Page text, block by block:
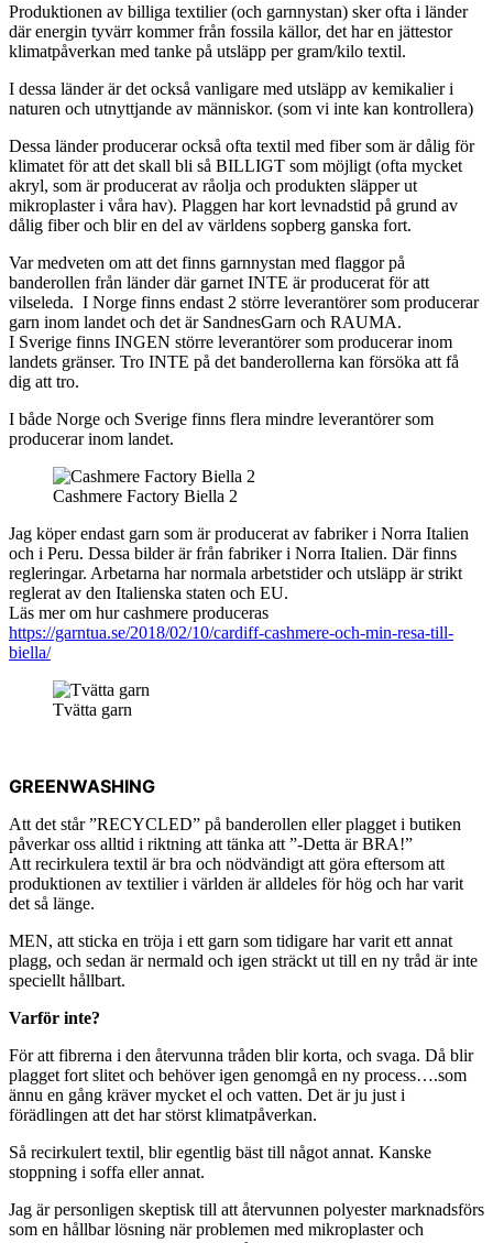
Produktionen av billiga textilier (och garnnystan) sker ofta i länder
där energin tyvärr kommer från fossila källor, det har en jättestor
klimatpåverkan med tanke på utsläpp per gram/kilo textil.
I dessa länder är det också vanligare med utsläpp av kemikalier i
naturen och utnyttjande av människor. (som vi inte kan kontrollera)
Dessa länder producerar också ofta textil med fiber som är dålig för
klimatet för att det skall bli så BILLIGT som möjligt (ofta mycket
akryl, som är producerat av råolja och produkten släpper ut
mikroplaster i våra hav). Plaggen har kort levnadstid på grund av
dålig fiber och blir en del av världens sopberg ganska fort.
Var medveten om att det finns garnnystan med flaggor på
banderollen från länder där garnet INTE är producerat för att
vilseleda. I Norge finns endast 2 större leverantörer som producerar
garn inom landet och det är SandnesGarn och RAUMA.
I Sverige finns INGEN större leverantörer som producerar inom
landets gränser. Tro INTE på det banderollerna kan försöka att få
dig att tro.
I både Norge och Sverige finns flera mindre leverantörer som
producerar inom landet.
Cashmere Factory Biella 2
Jag köper endast garn som är producerat av fabriker i Norra Italien
och i Peru. Dessa bilder är från fabriker i Norra Italien. Där finns
regleringar. Arbetarna har normala arbetstider och utsläpp är strikt
reglerat av den Italienska staten och EU.
Läs mer om hur cashmere produceras
https://garntua.se/2018/02/10/cardiff-cashmere-och-min-resa-till-
biella/
Tvätta garn
GREENWASHING
Att det står ”RECYCLED” på banderollen eller plagget i butiken
påverkar oss alltid i riktning att tänka att ”-Detta är BRA!”
Att recirkulera textil är bra och nödvändigt att göra eftersom att
produktionen av textilier i världen är alldeles för hög och har varit
det så länge.
MEN, att sticka en tröja i ett garn som tidigare har varit ett annat
plagg, och sedan är nermald och igen sträckt ut till en ny tråd är inte
speciellt hållbart.
Varför inte?
För att fibrerna i den återvunna tråden blir korta, och svaga. Då blir
plagget fort slitet och behöver igen genomgå en ny process….som
ännu en gång kräver mycket el och vatten. Det är ju just i
förädlingen att det har störst klimatpåverkan.
Så recirkulert textil, blir egentlig bäst till något annat. Kanske
stoppning i soffa eller annat.
Jag är personligen skeptisk till att återvunnen polyester marknadsförs
som en hållbar lösning när problemen med mikroplaster och